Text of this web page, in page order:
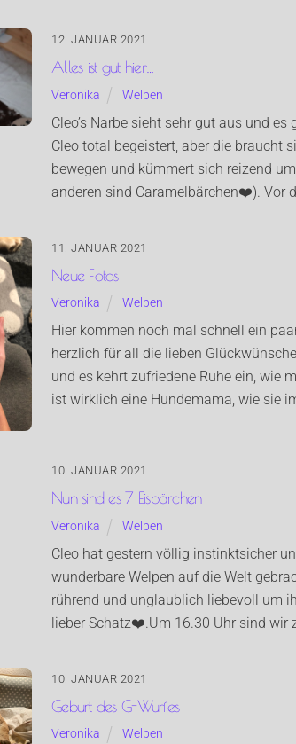
12. JANUAR 2021
Alles ist gut hier…
Veronika Welpen
Cleo’s Narbe sieht sehr gut aus und
Cleo total begeistert, aber die braucht
bewegen und kümmert sich reizend
anderen sind Caramelbärchen❤️). Vor
11. JANUAR 2021
Neue Fotos
Veronika Welpen
Hier kommen noch mal schnell ein
herzlich für all die lieben
und es kehrt zufriedene Ruhe ein, wie
ist wirklich eine Hundemama, wie sie
10. JANUAR 2021
Nun sind es 7 Eisbärchen
Veronika Welpen
Cleo hat gestern völlig instinktsicher
wunderbare Welpen auf die Welt
rührend und unglaublich liebevoll um
lieber Schatz❤️.Um 16.30 Uhr sind wir
10. JANUAR 2021
Geburt des G-Wurfes
Veronika Welpen